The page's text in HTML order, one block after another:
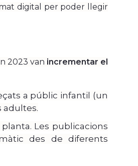
digital per poder llegir
2023 van incrementar el
a públic infantil (un
adultes.
Les publicacions
des de diferents